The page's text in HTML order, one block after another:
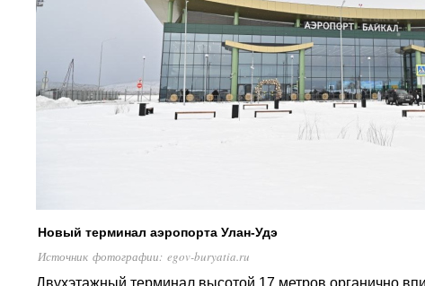
Новый терминал аэропорта Улан-Удэ
Источник фотографии: egov-buryatia.ru
Двухэтажный терминал высотой 17 метров органично